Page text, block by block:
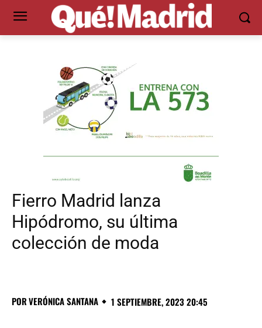
Fierro Madrid lanza
Hipódromo, su última
colección de moda
PORVERÓNICA SANTANA 1 SEPTIEMBRE, 2023 20:45